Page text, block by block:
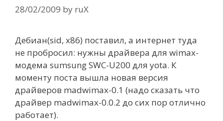
28/02/2009 by ruX
Дебиан(sid, x86) поставил, а интернет туда
не пробросил: нужны драйвера для wimax-
модема sumsung SWC-U200 для yota. К
моменту поста вышла новая версия
драйверов madwimax-0.1 (надо сказать что
драйвер madwimax-0.0.2 до сих пор отлично
работает).